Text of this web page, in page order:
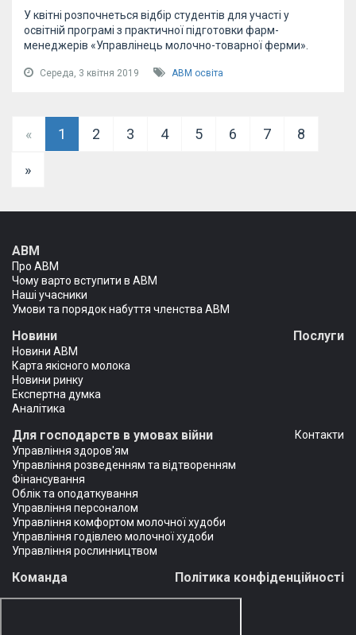
У квітні розпочнеться відбір студентів для участі у
освітній програмі з практичної підготовки фарм-
менеджерів «Управлінець молочно-товарної ферми».
Середа, 3 квітня 2019 АВМ освіта
« 1 2 3 4 5 6 7 8
»
АВМ
Про АВМ
Чому варто вступити в АВМ
Наші учасники
Умови та порядок набуття членства АВМ
Новини
Новини АВМ
Карта якісного молока
Новини ринку
Експертна думка
Аналітика
Послуги
Для господарств в умовах війни
Управління здоров'ям
Управління розведенням та відтворенням
Фінансування
Облік та оподаткування
Управління персоналом
Управління комфортом молочної худоби
Управління годівлею молочної худоби
Управління рослинництвом
Контакти
Команда Політика конфіденційності